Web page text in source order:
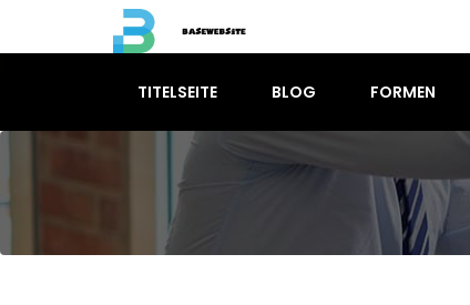
TITELSEITE BLOG FORMEN